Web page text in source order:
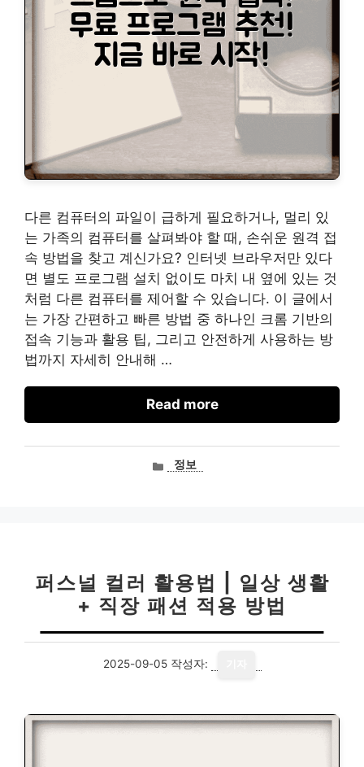
다른 컴퓨터의 파일이 급하게 필요하거나, 멀리 있
는 가족의 컴퓨터를 살펴봐야 할 때, 손쉬운 원격 접
속 방법을 찾고 계신가요? 인터넷 브라우저만 있다
면 별도 프로그램 설치 없이도 마치 내 옆에 있는 것
처럼 다른 컴퓨터를 제어할 수 있습니다. 이 글에서
는 가장 간편하고 빠른 방법 중 하나인 크롬 기반의
접속 기능과 활용 팁, 그리고 안전하게 사용하는 방
법까지 자세히 안내해 …
Read more
카정보
퍼스널 컬러 활용법 | 일상 생활
+ 직장 패션 적용 방법
2025-09-05 작성자: